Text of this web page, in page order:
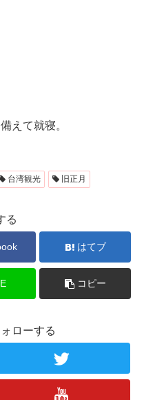
えて就寝。
台湾観光 旧正月
る
はてブ
コピー
ローする